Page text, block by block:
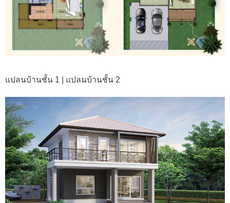
แปลนบ้านชั้น 1 | แปลนบ้านชั้น 2